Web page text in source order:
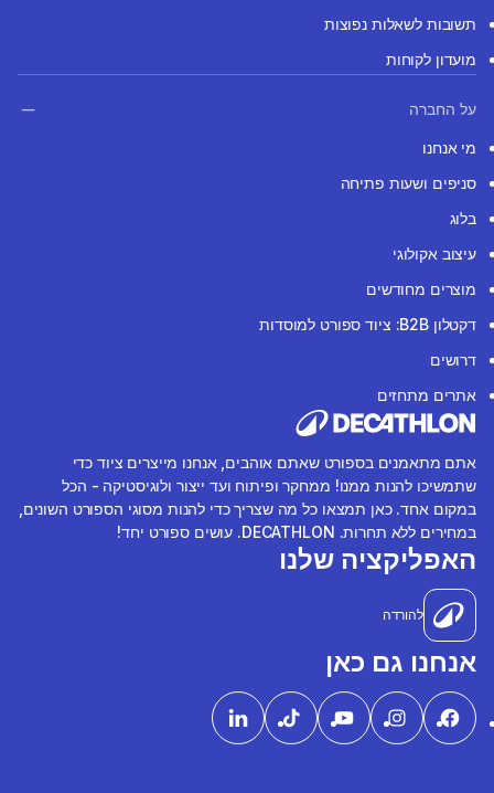
תשובות לשאלות נפוצות
מועדון לקוחות
על החברה
מי אנחנו
סניפים ושעות פתיחה
בלוג
עיצוב אקולוגי
מוצרים מחודשים
דקטלון B2B: ציוד ספורט למוסדות
דרושים
אתרים מתחזים
אתם מתאמנים בספורט שאתם אוהבים, אנחנו מייצרים ציוד כדי
שתמשיכו להנות ממנו! ממחקר ופיתוח ועד ייצור ולוגיסטיקה - הכל
במקום אחד. כאן תמצאו כל מה שצריך כדי להנות מסוגי הספורט השונים,
במחירים ללא תחרות. DECATHLON. עושים ספורט יחד!
האפליקציה שלנו
להורדה
אנחנו גם כאן